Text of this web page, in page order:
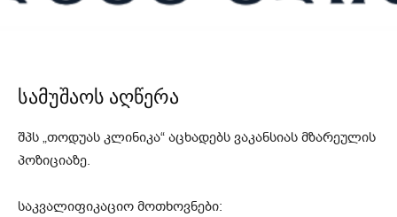
სამუშაოს აღწერა
შპს „თოდუას კლინიკა“ აცხადებს ვაკანსიას მზარეულის
პოზიციაზე.
საკვალიფიკაციო მოთხოვნები: